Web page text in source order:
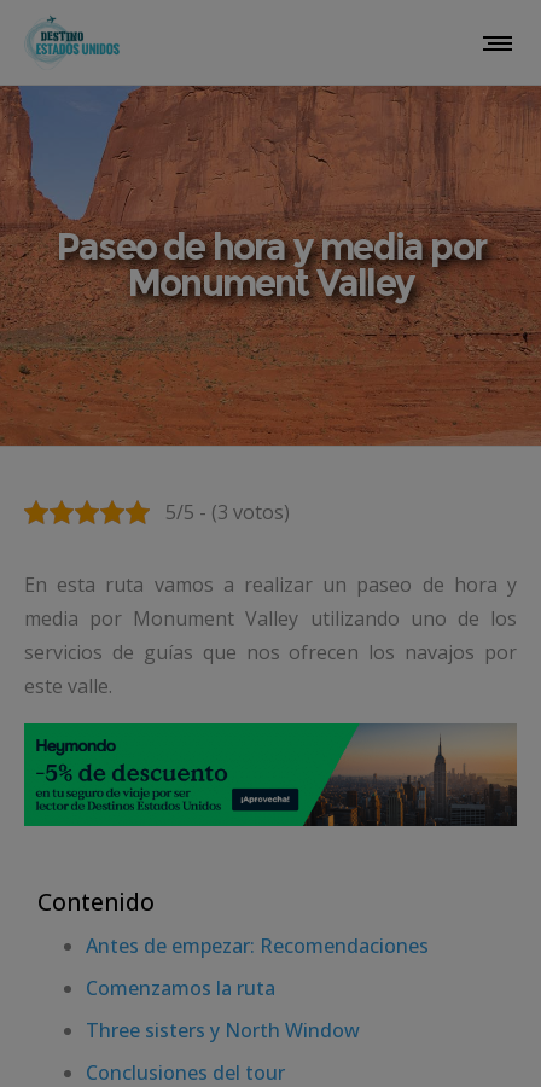
Paseo de hora y media por
Monument Valley
5/5 - (3 votos)
En esta ruta vamos a realizar un paseo de hora y
media por Monument Valley utilizando uno de los
servicios de guías que nos ofrecen los navajos por
este valle.
Contenido
Antes de empezar: Recomendaciones
Comenzamos la ruta
Three sisters y North Window
Conclusiones del tour